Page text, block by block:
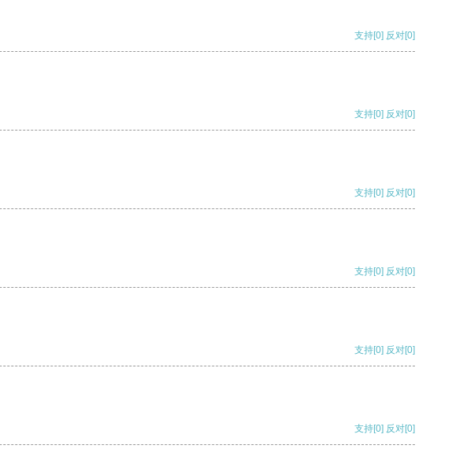
支持[0] 反对[0]
支持[0] 反对[0]
支持[0] 反对[0]
支持[0] 反对[0]
支持[0] 反对[0]
支持[0] 反对[0]